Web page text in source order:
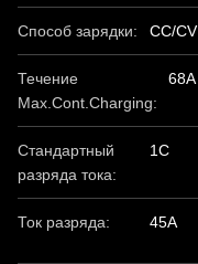
Способ зарядки: CC/CV
Течение
Max.Cont.Charging:
68A
Стандартный
разряда тока:
1C
Ток разряда: 45А